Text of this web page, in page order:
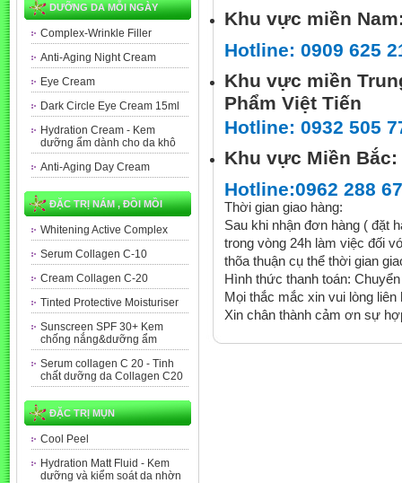
DƯỠNG DA MỖI NGÀY
Complex-Wrinkle Filler
Anti-Aging Night Cream
Eye Cream
Dark Circle Eye Cream 15ml
Hydration Cream - Kem
dưỡng ẩm dành cho da khô
Anti-Aging Day Cream
ĐẶC TRỊ NÁM , ĐỒI MỒI
Whitening Active Complex
Serum Collagen C-10
Cream Collagen C-20
Tinted Protective Moisturiser
Sunscreen SPF 30+ Kem
chống nắng&dưỡng ẩm
Serum collagen C 20 - Tinh
chất dưỡng da Collagen C20
ĐẶC TRỊ MỤN
Cool Peel
Hydration Matt Fluid - Kem
dưỡng và kiểm soát da nhờn
Khu vực miền
Hotline: 0909 625
Khu vực miền
Phẩm Việt Tiến
Hotline: 0932 505
Khu vực Miền Bắc:
Hotline:0962 288
Thời gian giao hàng:
Sau khi nhận đơn hàng ( đặt
trong vòng 24h làm việc đối
thõa thuận cụ thể thời gian
Hình thức thanh toán:
Mọi thắc mắc xin vui lòng
Xin chân thành cảm ơn sự